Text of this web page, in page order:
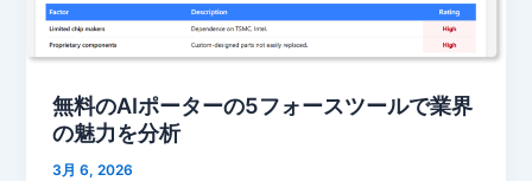
無料のAIポーターの5フォースツールで業界
の魅力を分析
3月 6, 2026